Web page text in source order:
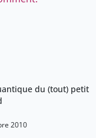
du (tout) petit
2010